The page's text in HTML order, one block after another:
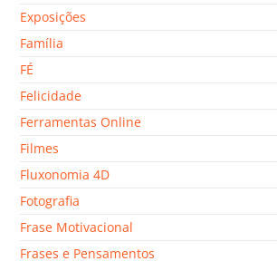
Exposições
Família
FÉ
Felicidade
Ferramentas Online
Filmes
Fluxonomia 4D
Fotografia
Frase Motivacional
Frases e Pensamentos